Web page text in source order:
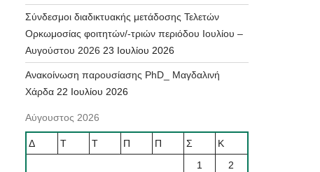
Σύνδεσμοι διαδικτυακής μετάδοσης Τελετών
Ορκωμοσίας φοιτητών/-τριών περιόδου Ιουλίου –
Αυγούστου 2026 23 Ιουλίου 2026
Ανακοίνωση παρουσίασης PhD_ Μαγδαλινή
Χάρδα 22 Ιουλίου 2026
Αύγουστος 2026
Δ Τ Τ Π Π Σ
Κ
1
2